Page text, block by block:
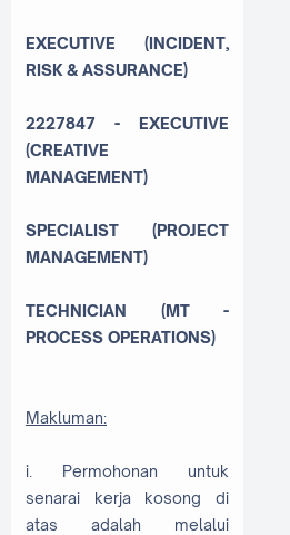
EXECUTIVE (INCIDENT,
RISK & ASSURANCE)
2227847 - EXECUTIVE
(CREATIVE
MANAGEMENT)
SPECIALIST (PROJECT
MANAGEMENT)
TECHNICIAN (MT -
PROCESS OPERATIONS)
Makluman:
i. Permohonan untuk
senarai kerja kosong di
atas adalah melalui